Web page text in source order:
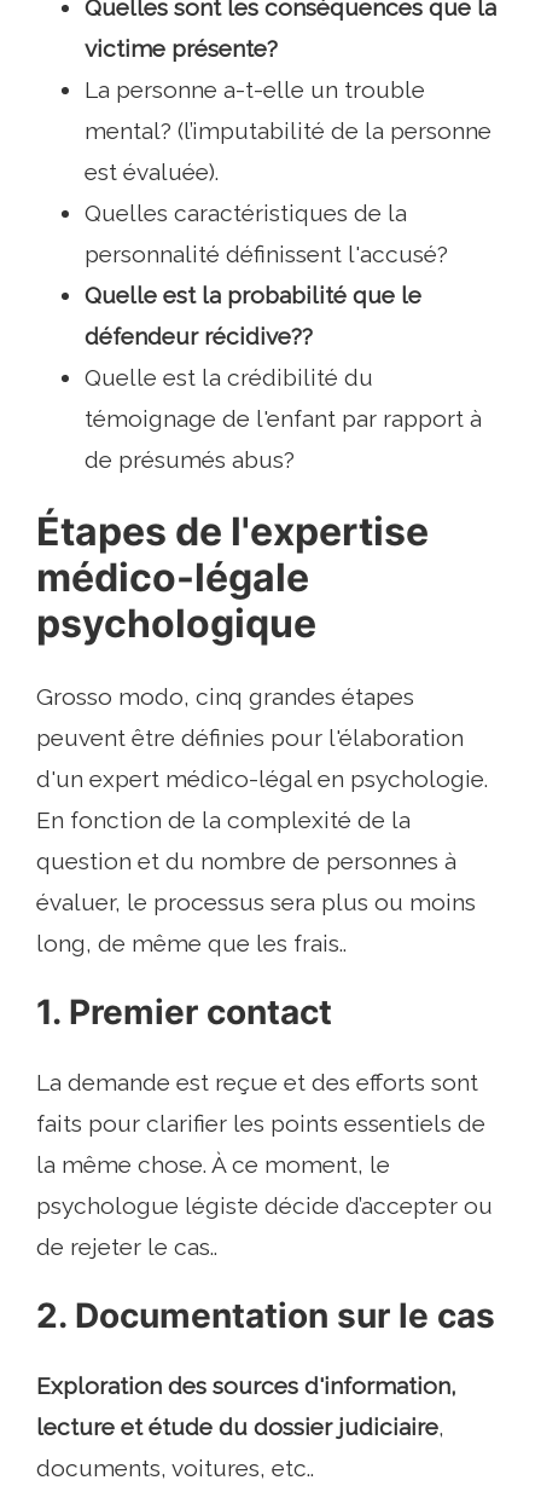
Quelles sont les conséquences que la
victime présente?
La personne a-t-elle un trouble
mental? (l’imputabilité de la personne
est évaluée).
Quelles caractéristiques de la
personnalité définissent l'accusé?
Quelle est la probabilité que le
défendeur récidive??
Quelle est la crédibilité du
témoignage de l'enfant par rapport à
de présumés abus?
Étapes de l'expertise
médico-légale
psychologique
Grosso modo, cinq grandes étapes
peuvent être définies pour l'élaboration
d'un expert médico-légal en psychologie.
En fonction de la complexité de la
question et du nombre de personnes à
évaluer, le processus sera plus ou moins
long, de même que les frais..
1. Premier contact
La demande est reçue et des efforts sont
faits pour clarifier les points essentiels de
la même chose. À ce moment, le
psychologue légiste décide d’accepter ou
de rejeter le cas..
2. Documentation sur le cas
Exploration des sources d'information,
lecture et étude du dossier judiciaire,
documents, voitures, etc..